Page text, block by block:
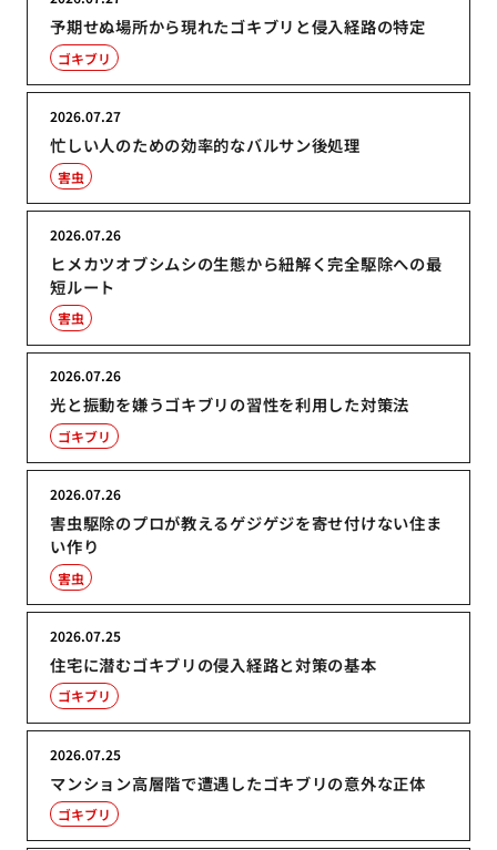
予期せぬ場所から現れたゴキブリと侵入経路の特定
ゴキブリ
忙しい人のための効率的なバルサン後処理
2026.07.27
害虫
ヒメカツオブシムシの生態から紐解く完全駆除への最
短ルート
2026.07.26
害虫
光と振動を嫌うゴキブリの習性を利用した対策法
2026.07.26
ゴキブリ
害虫駆除のプロが教えるゲジゲジを寄せ付けない住ま
い作り
2026.07.26
害虫
住宅に潜むゴキブリの侵入経路と対策の基本
2026.07.25
ゴキブリ
マンション高層階で遭遇したゴキブリの意外な正体
2026.07.25
ゴキブリ